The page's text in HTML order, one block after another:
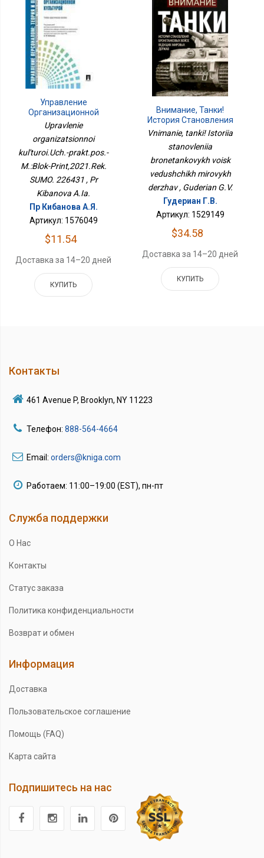
Управление
Организационной
Культурой.Уч.-
Практ.пос.-М.:Блок-
Принт,2021.Рек. СУМО.
226431
Upravlenie
organizatsionnoi
kul'turoi.Uch.-prakt.pos.-
M.:Blok-Print,2021.Rek.
SUMO. 226431 , Pr
Kibanova A.Ia.
Пр Кибанова А.Я.
Артикул: 1576049
$11.54
Доставка за 14–20 дней
КУПИТЬ
Внимание, Танки!
История Становления
Бронетанковых Войск
Ведущих Мировых
Держав
Vnimanie, tanki! Istoriia
stanovleniia
bronetankovykh voisk
vedushchikh mirovykh
derzhav , Guderian G.V.
Гудериан Г.В.
Артикул: 1529149
$34.58
Доставка за 14–20 дней
КУПИТЬ
Контакты
461 Avenue P, Brooklyn, NY 11223
Телефон: 888-564-4664
Email: orders@kniga.com
Работаем: 11:00–19:00 (EST), пн-пт
Служба поддержки
О Нас
Контакты
Статус заказа
Политика конфиденциальности
Возврат и обмен
Информация
Доставка
Пользовательское соглашение
Помощь (FAQ)
Карта сайта
Подпишитесь на нас